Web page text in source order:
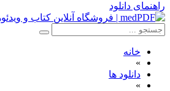
راهنمای دانلود
خانه
»
دانلود ها
»